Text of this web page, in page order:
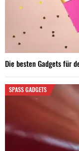
Die besten Gadgets für
SPASS GADGETS